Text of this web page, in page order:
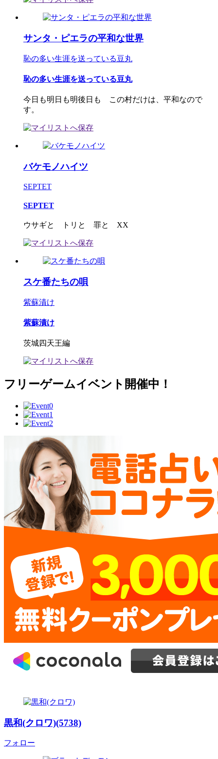
サンタ・ピエラの平和な世界
恥の多い生涯を送っている豆丸
恥の多い生涯を送っている豆丸
今日も明日も明後日も この村だけは、平和なので
す。
バケモノハイツ
SEPTET
SEPTET
ウサギと トリと 罪と XX
スケ番たちの唄
紫蘇漬け
紫蘇漬け
茨城四天王編
フリーゲームイベント開催中！
黒和(クロワ)(5738)
フォロー